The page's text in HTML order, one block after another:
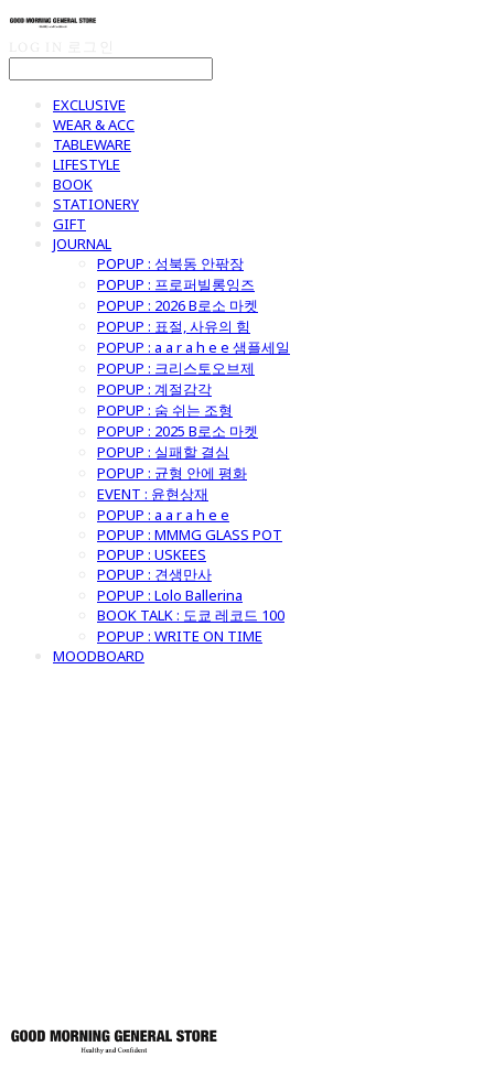
EXCLUSIVE
WEAR & ACC
TABLEWARE
LIFESTYLE
BOOK
STATIONERY
GIFT
JOURNAL
POPUP : 성북동 안팎장
POPUP : 프로퍼빌롱잉즈
POPUP : 2026 B로소 마켓
POPUP : 표절, 사유의 힘
POPUP : a a r a h e e 샘플세일
POPUP : 크리스토오브제
POPUP : 계절감각
POPUP : 숨 쉬는 조형
POPUP : 2025 B로소 마켓
POPUP : 실패할 결심
POPUP : 균형 안에 평화
EVENT : 윤현상재
POPUP : a a r a h e e
POPUP : MMMG GLASS POT
POPUP : USKEES
POPUP : 견생만사
POPUP : Lolo Ballerina
BOOK TALK : 도쿄 레코드 100
POPUP : WRITE ON TIME
MOODBOARD